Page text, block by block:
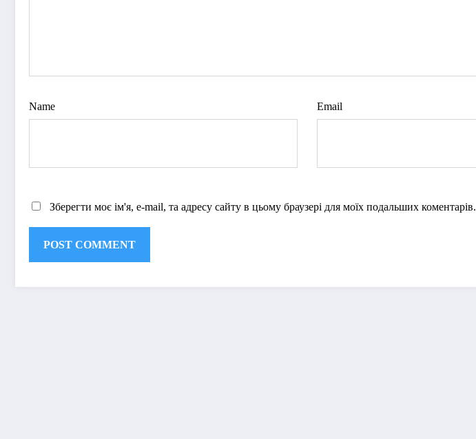
Name Email
Зберегти моє ім'я, e-mail, та адресу сайту в цьому браузері для моїх подальших коментарів.